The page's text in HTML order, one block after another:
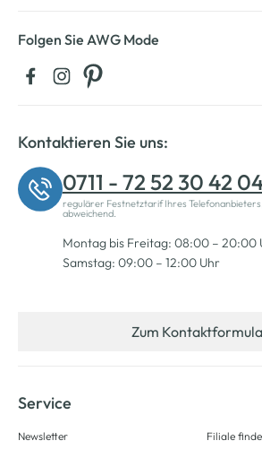
Folgen Sie AWG Mode
Kontaktieren Sie uns:
0711 - 72 52 30 42
regulärer Festnetztarif Ihres
abweichend.
Montag bis Freitag: 08:00 – 20:00
Samstag: 09:00 – 12:00 Uhr
Zum
Service
Newsletter Filiale